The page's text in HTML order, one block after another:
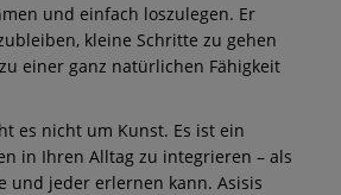
und einfach loszulegen. Er
kleine Schritte zu gehen
einer ganz natürlichen Fähigkeit
es nicht um Kunst. Es ist ein
in Ihren Alltag zu integrieren – als
und jeder erlernen kann. Asisis